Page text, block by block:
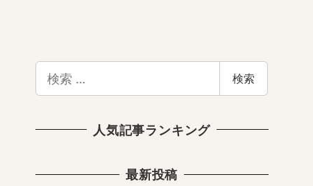
索
検索
人気記事ランキング
最新投稿